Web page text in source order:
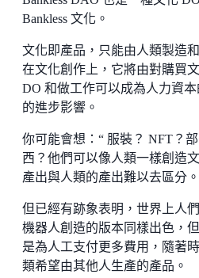
Bankless 文化。
文化即產品，只能由人類製造
在文化創作上，它將由對購買
DO 和做工作可以成為人力資
的進步影響。
你可能會想：“ 服裝？ NFT？
西？他們可以像人類一樣創造
產出與人類的產出難以去區分
但已經有跡象表明，世界上人
機器人創造的版本同樣出色，
是為人工支付更多費用，隨著
類希望由其他人生產的產品。